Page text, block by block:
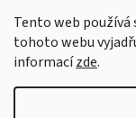
Tento web používá
tohoto webu
informacízde.
EAN: